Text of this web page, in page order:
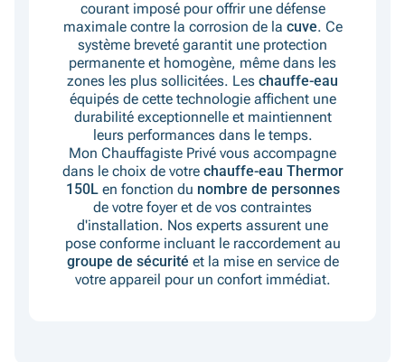
courant imposé pour offrir une défense
maximale contre la corrosion de la cuve. Ce
système breveté garantit une protection
permanente et homogène, même dans les
zones les plus sollicitées. Les chauffe-eau
équipés de cette technologie affichent une
durabilité exceptionnelle et maintiennent
leurs performances dans le temps.
Mon Chauffagiste Privé vous accompagne
dans le choix de votre chauffe-eau Thermor
150Len fonction du nombre de personnes
de votre foyer et de vos contraintes
d'installation. Nos experts assurent une
pose conforme incluant le raccordement au
groupe de sécurité et la mise en service de
votre appareil pour un confort immédiat.